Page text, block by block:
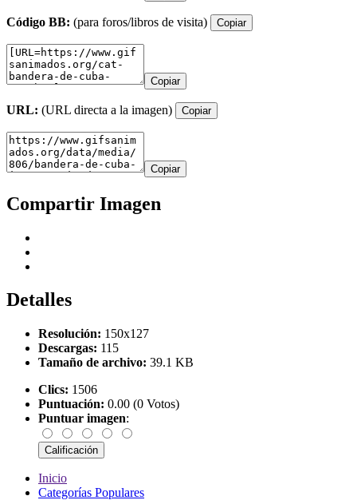
Código BB: (para foros/libros de visita) Copiar
Copiar
URL: (URL directa a la imagen) Copiar
Copiar
Compartir Imagen
Detalles
Resolución: 150x127
Descargas: 115
Tamaño de archivo: 39.1 KB
Clics: 1506
Puntuación: 0.00 (0 Votos)
Puntuar imagen:
Inicio
Categorías Populares